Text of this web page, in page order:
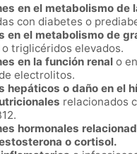
en el metabolismo de
con diabetes o
en el metabolismo de
triglicéridos elevados.
en la función renal o
electrolitos.
hepáticos o daño en el
relacionados
hormonales
o cortisol.